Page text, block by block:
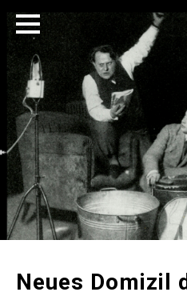
Neues Domizil